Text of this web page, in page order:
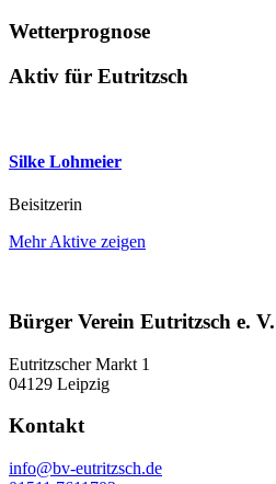
Wetterprognose
Aktiv für Eutritzsch
Silke Lohmeier
Beisitzerin
Mehr Aktive zeigen
Bürger Verein Eutritzsch e. V.
Eutritzscher Markt 1
04129 Leipzig
Kontakt
info@bv-eutritzsch.de